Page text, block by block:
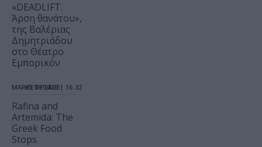
«DEADLIFT.
Άρση θανάτου»,
της Βαλέριας
Δημητριάδου
στο Θέατρο
Εμπορικόν
MARKET PLACE
05.08.2026 | 16.32
Rafina and
Artemida: The
Greek Food
Stops